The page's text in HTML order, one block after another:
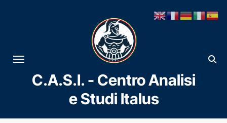
al
contenuto
C.A.S.I. - Centro Analisi
e Studi Italus